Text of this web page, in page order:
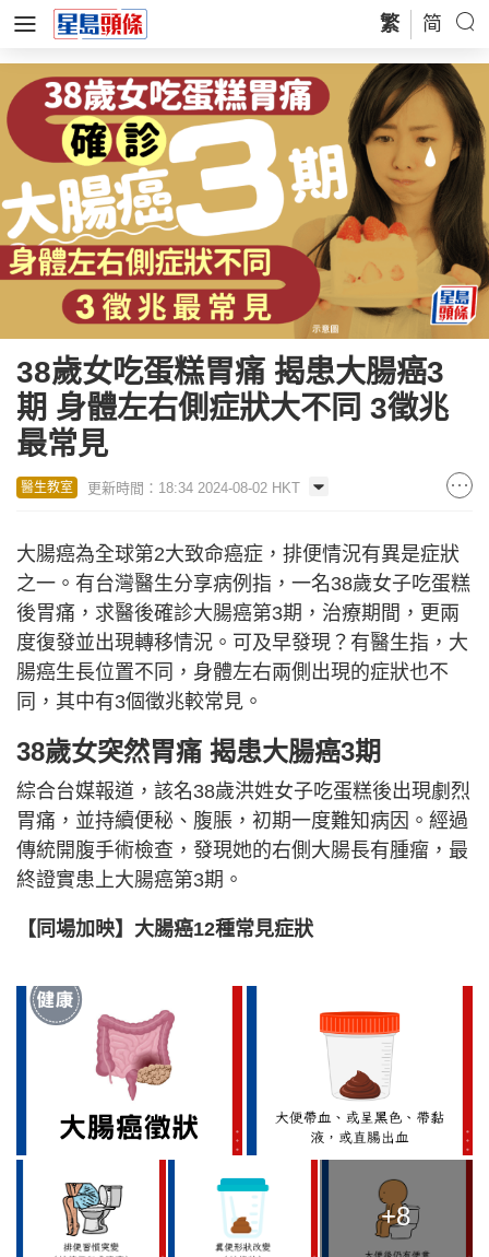
繁 简
38歲女吃蛋糕胃痛 揭患大腸癌3
期 身體左右側症狀大不同 3徵兆
最常見
醫生教室 更新時間：18:34 2024-08-02 HKT
大腸癌為全球第2大致命癌症，排便情況有異是症狀
之一。有台灣醫生分享病例指，一名38歲女子吃蛋糕
後胃痛，求醫後確診大腸癌第3期，治療期間，更兩
度復發並出現轉移情況。可及早發現？有醫生指，大
腸癌生長位置不同，身體左右兩側出現的症狀也不
同，其中有3個徵兆較常見。
38歲女突然胃痛 揭患大腸癌3期
綜合台媒報道，該名38歲洪姓女子吃蛋糕後出現劇烈
胃痛，並持續便秘、腹脹，初期一度難知病因。經過
傳統開腹手術檢查，發現她的右側大腸長有腫瘤，最
終證實患上大腸癌第3期。
【同場加映】大腸癌12種常見症狀
+8